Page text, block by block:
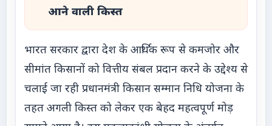
आने वाली किस्त
भारत सरकार द्वारा देश के आर्थिक रूप से कमजोर और
सीमांत किसानों को वित्तीय संबल प्रदान करने के उद्देश्य से
चलाई जा रही प्रधानमंत्री किसान सम्मान निधि योजना के
तहत अगली किस्त को लेकर एक बेहद महत्वपूर्ण मोड़